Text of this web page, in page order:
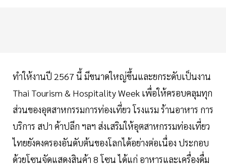
ทำให้งานปี 2567 นี้ มีขนาดใหญ่ขึ้นและยกระดับเป็นงาน
Thai Tourism & Hospitality Week เพื่อให้ครอบคลุมทุก
ส่วนของอุตสาหกรรมการท่องเที่ยว โรงแรม ร้านอาหาร การ
บริการ สปา ค้าปลีก ฯลฯ ส่งเสริมให้อุตสาหกรรมท่องเที่ยว
ไทยยังคงครองอันดับต้นของโลกได้อย่างต่อเนื่อง ประกอบ
ด้วยโซนจัดแสดงสินค้า 8 โซน ได้แก่ อาหารและเครื่องดื่ม